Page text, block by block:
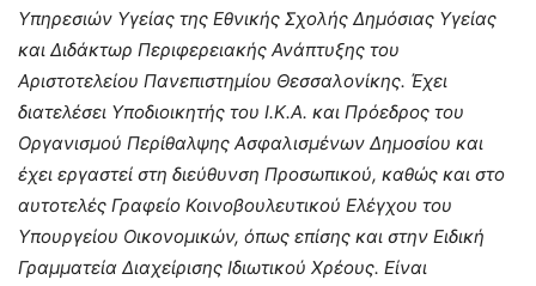
Υπηρεσιών Υγείας της Εθνικής Σχολής Δημόσιας Υγείας
και Διδάκτωρ Περιφερειακής Ανάπτυξης του
Αριστοτελείου Πανεπιστημίου Θεσσαλονίκης. Έχει
διατελέσει Υποδιοικητής του Ι.Κ.Α. και Πρόεδρος του
Οργανισμού Περίθαλψης Ασφαλισμένων Δημοσίου και
έχει εργαστεί στη διεύθυνση Προσωπικού, καθώς και στο
αυτοτελές Γραφείο Κοινοβουλευτικού Ελέγχου του
Υπουργείου Οικονομικών, όπως επίσης και στην Ειδική
Γραμματεία Διαχείρισης Ιδιωτικού Χρέους. Είναι